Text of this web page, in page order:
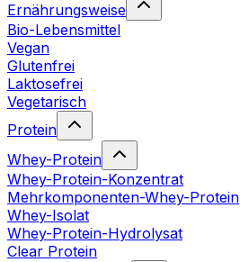
Ernährungsweise
Bio-Lebensmittel
Vegan
Glutenfrei
Laktosefrei
Vegetarisch
Protein
Whey-Protein
Whey-Protein-Konzentrat
Mehrkomponenten-Whey-Protein
Whey-Isolat
Whey-Protein-Hydrolysat
Clear Protein